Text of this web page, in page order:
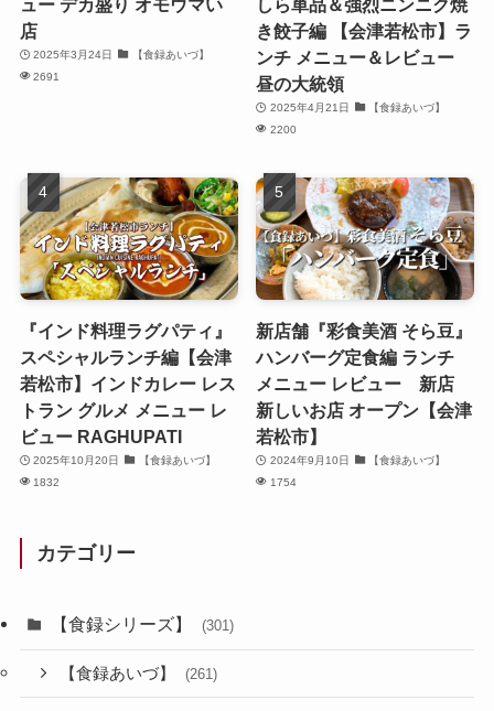
ュー デカ盛り オモウマい
店
2025年3月24日
【食録あいづ】
2691
しら単品＆強烈ニンニク焼
き餃子編 【会津若松市】ラ
ンチ メニュー＆レビュー
昼の大統領
2025年4月21日
【食録あいづ】
2200
『インド料理ラグパティ』
スペシャルランチ編【会津
若松市】インドカレー レス
トラン グルメ メニュー レ
ビュー RAGHUPATI
2025年10月20日
【食録あいづ】
1832
新店舗『彩食美酒 そら豆』
ハンバーグ定食編 ランチ
メニュー レビュー 新店
新しいお店 オープン【会津
若松市】
2024年9月10日
【食録あいづ】
1754
カテゴリー
【食録シリーズ】 (301)
【食録あいづ】 (261)